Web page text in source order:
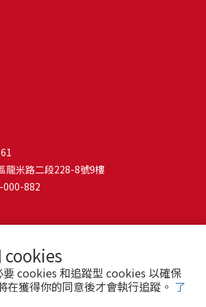
cookies
cookies 和追蹤型 cookies 以確保
在獲得你的同意後才會執行追蹤。 了
練常見問題Q1: 幾個月大的幼犬最適合開始訓
家首日開始（約8-10週大）。3-16週是社會
制在5-10分鐘內。Q2: 幼犬如廁訓練需要多久
發現不當啃咬時堅定說「不」，並引導至適
時間表，成功時立即獎勵。限制活動範圍並
不責罵，使用專用除臭劑徹底清理。Q5: 幼犬
出原因（尋求注意力、警戒、焦慮）。訓練
叫時獎勵。避免對吠叫作出反應，確保充分
健康。懲罰可能導致恐懼或攻擊行為，破壞
進社交化，從友善成犬開始。不強迫互動，
考慮參加專業幼犬社交課程。Q8: 幼犬分離焦
短暫分離，逐漸延長。離開和返家時保持低
的玩具，建立可預測的離家儀式。每隻幼犬
可能變得敏感，導致糞便變軟或拉稀。如果
境，貓咪的腸胃就可能跟著「鬧脾氣」。冬
、厚毯，避免冷風直吹。夏天補充水分，可
，容易讓貓咪腸胃受影響。重點提醒：換季
胃狀況，適當調整環境，幫助毛孩適應！ 貓
那就要小心可能是 寄生蟲感染（如蛔蟲、鈎
腸道疾病。這類情況會影響營養吸收，長期
消瘦、免疫力下降。定期驅蟲（幼貓建議每
月一次）。觀察貓咪精神狀態，如果還伴隨
儘早就醫。重點提醒：如果貓咪拉肚子超過 2
即帶去獸醫院檢查！ 貓咪拉肚子原因5. 情緒
只影響人類，也會影響貓咪的腸胃！過度緊
火聲、大聲喧嘩），都可能讓貓咪拉肚子。
，對變化的適應力比較低，壓力一大，腸胃
力來源，盡量讓貓咪的作息固定。給貓咪陪
子的貓毛是不是很抓狂？別擔心！其實只要
護方式，就能有效減少貓咪掉毛情況。從梳
營養調整，這些小撇步不僅能幫助貓咪維持
方法1：勤勞梳毛養貓必備神器就是各種梳子
有效的掉毛控制方法。定期梳理可以幫貓咪
議週期：短毛貓每週梳1-2次，長毛貓則建議
適的梳具也很重要，可以準備橡膠刷、鬃毛刷
質選擇。記得將梳毛變成愉快的日常儀式，
時間，也讓貓咪享受被梳理的舒適感！預防
澡「貓咪會自己清潔，不需要洗澡」這個想法
當的洗澡能幫助貓咪清除死毛和皮屑，減少
室內貓咪1-3個月洗一次就足夠，過度洗澡反
擇專為貓咪設計的溫和洗毛精，洗後一定要
成皮膚問題。如果貓咪特別害怕洗澡，可以
以購買單價較低的入門款，觀察一下貓咪的
買「豪宅」！ 項目費用用品貓碗$300貓窩
盆$500貓抓板$300外出籠$1,000一次性養貓
動物，可以準備一個專屬他的「寶座」，當
然不需要外出進行放電，但在家中還是需要擺
供貓咪玩耍，貓跳台與貓窩相同，能給予貓
一次性養貓用品相關花費4：貓砂盆貓咪排泄
體型大小，不宜過小。一次性養貓用品相關
讓牠們放肆磨爪的貓抓板。一次性養貓用品
，平常也可以適度讓貓咪適應外出籠，避免
抗拒。總結來說貓咪在健康及用品的一次性
$ 11600不等。雖說金額看起來不少，但以上
龍米路二段228-8號9樓
000-882